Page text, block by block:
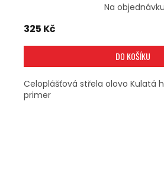
Na
325 Kč
DO KOŠÍKU
Celoplášťová střela olovo Kulatá
primer